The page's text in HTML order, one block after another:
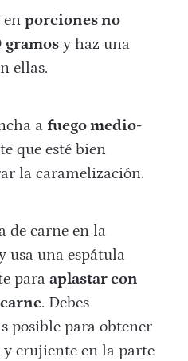
en porciones no
gramosy haz una
ellas.
a fuego medio-
que esté bien
la caramelización.
de carne en la
usa una espátula
para aplastar con
. Debes
posible para obtener
y crujiente en la parte